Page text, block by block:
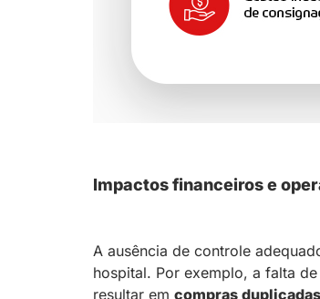
Impactos financeiros e
A ausência de controle
hospital. Por exemplo, a falta
resultar em compras duplicadas